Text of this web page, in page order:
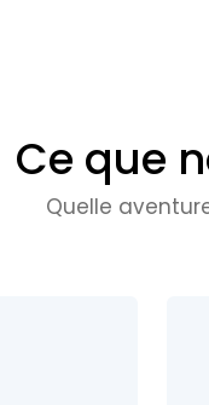
Ce que
Quelle